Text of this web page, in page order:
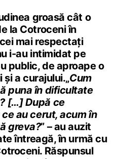
groasă cât o
la Cotroceni în
mai respectați
i-au intimidat pe
public, de aproape o
a curajului.„Cum
puna în dificultate
[…] După ce
au cerut, acum în
greva?” – au auzit
întreagă, în urmă cu
Răspunsul